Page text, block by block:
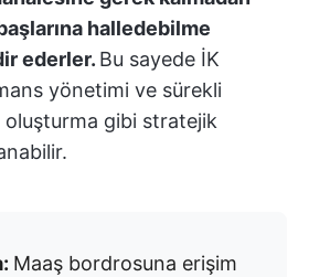
halledebilme
ederler. Bu sayede İK
yönetimi ve sürekli
gibi stratejik
Maaş bordrosuna erişim